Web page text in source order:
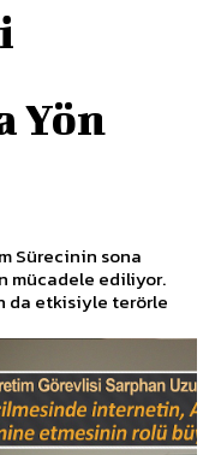
Yön
Sürecinin sona
mücadele ediliyor.
da etkisiyle terörle